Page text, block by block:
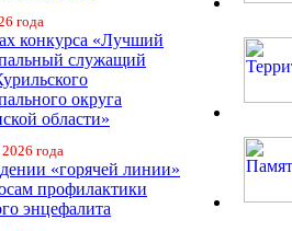
года
конкурса «Лучший
служащий
округа
области»
года
«горячей линии»
профилактики
энцефалита